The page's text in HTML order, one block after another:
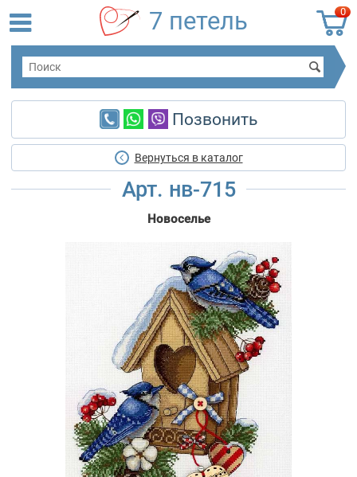
0
7 петель
Позвонить
Вернуться в каталог
Арт. нв-715
Новоселье